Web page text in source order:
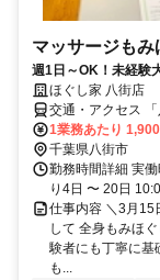
マッサージも
週1日～OK！未経験
ほぐし家 八街店
交通・アクセス
1業務あたり
千葉県八街市
勤務時間詳細 実
り4日 〜 20日
仕事内容 ＼3月15
して 全身もみほ
験者にも丁寧に基
も...